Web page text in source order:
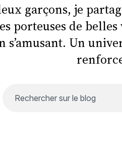
garçons, je
porteuses de
s’amusant. Un
Rechercher sur le blog